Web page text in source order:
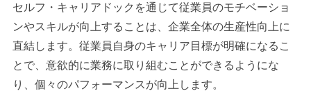
セルフ・キャリアドックを通じて従業員のモチベーショ
ンやスキルが向上することは、企業全体の生産性向上に
直結します。従業員自身のキャリア目標が明確になるこ
とで、意欲的に業務に取り組むことができるようにな
り、個々のパフォーマンスが向上します。